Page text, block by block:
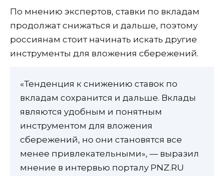
По мнению экспертов, ставки по вкладам
продолжат снижаться и дальше, поэтому
россиянам стоит начинать искать другие
инструменты для вложения сбережений.
«Тенденция к снижению ставок по
вкладам сохранится и дальше. Вклады
являются удобным и понятным
инструментом для вложения
сбережений, но они становятся все
менее привлекательными», — выразил
мнение в интервью порталу PNZ.RU